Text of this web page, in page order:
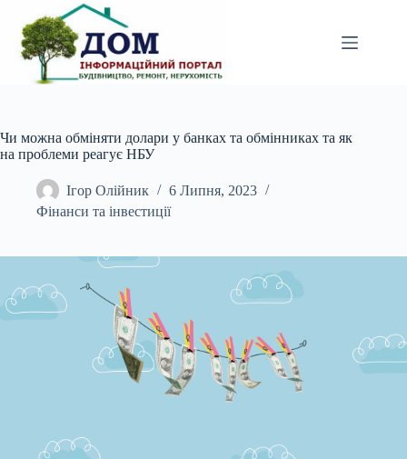
вмісту
Чи можна обміняти долари у банках та обмінниках та як
на проблеми реагує НБУ
Ігор Олійник
6 Липня, 2023
Фінанси та інвестиції